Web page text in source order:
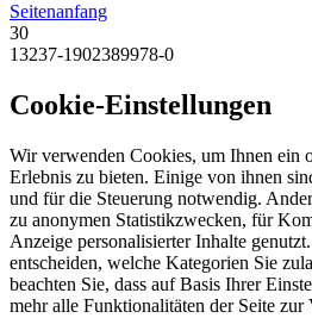
Seitenanfang
30
13237-1902389978-0
Cookie-Einstellungen
Wir verwenden Cookies, um Ihnen ein
Erlebnis zu bieten. Einige von ihnen
und für die Steuerung notwendig.
zu anonymen Statistikzwecken, für
Anzeige personalisierter Inhalte
entscheiden, welche Kategorien Sie
beachten Sie, dass auf Basis Ihrer
mehr alle Funktionalitäten der Seite zur